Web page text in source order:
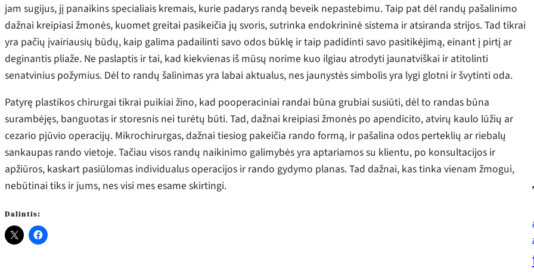
jam sugijus, jį panaikins specialiais kremais, kurie padarys randą beveik nepastebimu. Taip pat dėl randų pašalinimo
dažnai kreipiasi žmonės, kuomet greitai pasikeičia jų svoris, sutrinka endokrininė sistema ir atsiranda strijos. Tad tikrai
yra pačių įvairiausių būdų, kaip galima padailinti savo odos būklę ir taip padidinti savo pasitikėjimą, einant į pirtį ar
deginantis pliaže. Ne paslaptis ir tai, kad kiekvienas iš mūsų norime kuo ilgiau atrodyti jaunatviškai ir atitolinti
senatvinius požymius. Dėl to randų šalinimas yra labai aktualus, nes jaunystės simbolis yra lygi glotni ir švytinti oda.
Patyrę plastikos chirurgai tikrai puikiai žino, kad pooperaciniai randai būna grubiai susiūti, dėl to randas būna
surambėjęs, banguotas ir storesnis nei turėtų būti. Tad, dažnai kreipiasi žmonės po apendicito, atvirų kaulo lūžių ar
cezario pjūvio operacijų. Mikrochirurgas, dažnai tiesiog pakeičia rando formą, ir pašalina odos perteklių ar riebalų
sankaupas rando vietoje. Tačiau visos randų naikinimo galimybės yra aptariamos su klientu, po konsultacijos ir
apžiūros, kaskart pasiūlomas individualus operacijos ir rando gydymo planas. Tad dažnai, kas tinka vienam žmogui,
nebūtinai tiks ir jums, nes visi mes esame skirtingi.
Dalintis: